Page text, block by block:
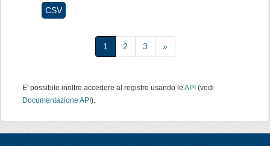
CSV
1 2 3 »
E' possibile inoltre accedere al registro usando le API (vedi
Documentazione API ).